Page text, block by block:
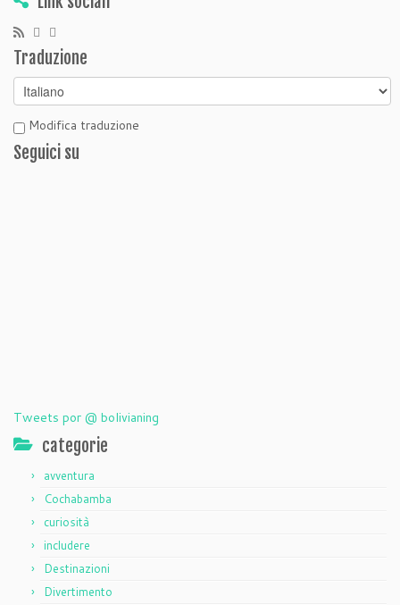
Traduzione
Modifica traduzione
Seguici su
Tweets por @ bolivianing
categorie
avventura
Cochabamba
curiosità
includere
Destinazioni
Divertimento